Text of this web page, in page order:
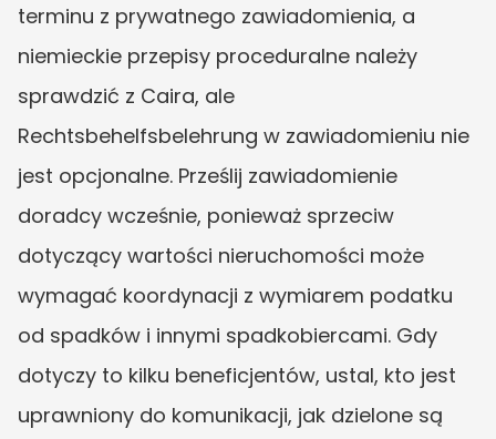
terminu z prywatnego zawiadomienia, a
niemieckie przepisy proceduralne należy
sprawdzić z Caira, ale
Rechtsbehelfsbelehrung w zawiadomieniu nie
jest opcjonalne. Prześlij zawiadomienie
doradcy wcześnie, ponieważ sprzeciw
dotyczący wartości nieruchomości może
wymagać koordynacji z wymiarem podatku
od spadków i innymi spadkobiercami. Gdy
dotyczy to kilku beneficjentów, ustal, kto jest
uprawniony do komunikacji, jak dzielone są